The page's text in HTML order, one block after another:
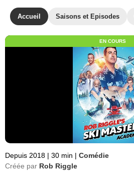
Accueil Saisons et Episodes
EN COURS
Depuis 2018 | 30 min | Comédie
Créée par Rob Riggle